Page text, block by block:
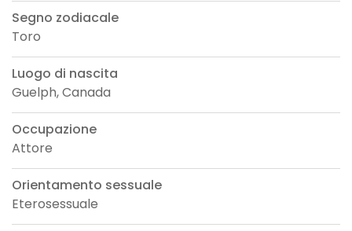
Segno zodiacale
Toro
Luogo di nascita
Guelph, Canada
Occupazione
Attore
Orientamento sessuale
Eterosessuale